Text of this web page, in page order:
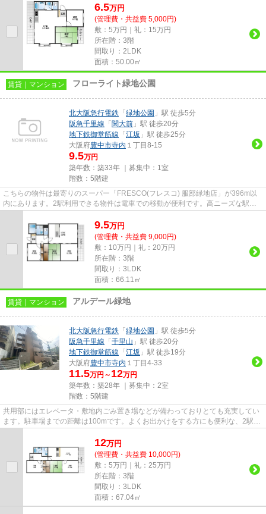
6.5万円
(管理費・共益費 5,000円)
敷：5万円｜礼：15万円
所在階：3階
間取り：2LDK
面積：50.00㎡
賃貸｜マンション フローライト緑地公園
北大阪急行電鉄 「 緑地公園 」駅 徒歩5分
阪急千里線 「 関大前 」駅 徒歩20分
地下鉄御堂筋線 「 江坂 」駅 徒歩25分
大阪府豊中市寺内 １丁目8-15
9.5万円
築年数：築33年 ｜募集中： 1室
階数：5階建
こちらの物件は最寄りのスーパー「FRESCO(フレスコ) 服部緑地店」が396m以
内にあります。2駅利用できる物件は電車での移動が便利です。高ニーズな駅近
9.5万円
(管理費・共益費 9,000円)
敷：10万円｜礼：20万円
所在階：3階
間取り：3LDK
面積：66.11㎡
賃貸｜マンション アルデール緑地
北大阪急行電鉄 「 緑地公園 」駅 徒歩5分
阪急千里線 「 千里山 」駅 徒歩20分
地下鉄御堂筋線 「 江坂 」駅 徒歩19分
大阪府豊中市寺内 １丁目4-33
11.5万円～ 12万円
築年数：築28年 ｜募集中： 2室
階数：5階建
共用部にはエレベータ・敷地内ごみ置き場などが備わっておりとても充実してい
ます。駐車場までの距離は100mです。よくお出かけをする方にも便利な、2駅利
12万円
(管理費・共益費 10,000円)
敷：5万円｜礼：25万円
所在階：3階
間取り：3LDK
面積：67.04㎡